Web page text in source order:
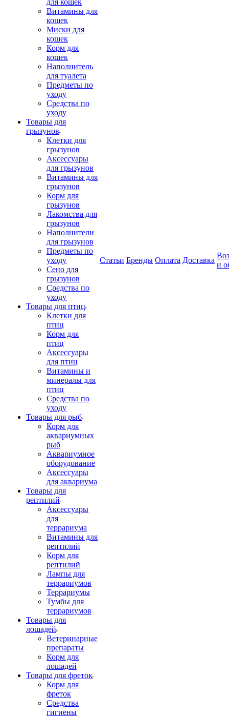
для кошек
Витамины для
кошек
Миски для
кошек
Корм для
кошек
Наполнитель
для туалета
Предметы по
уходу
Средства по
уходу
Товары для
грызунов
Клетки для
грызунов
Аксессуары
для грызунов
Витамины для
грызунов
Корм для
грызунов
Лакомства для
грызунов
Наполнители
для грызунов
Предметы по
уходу
Сено для
грызунов
Средства по
уходу
Товары для птиц
Клетки для
птиц
Корм для
птиц
Аксессуары
для птиц
Витамины и
минералы для
птиц
Средства по
уходу
Товары для рыб
Корм для
аквариумных
рыб
Аквариумное
оборудование
Аксессуары
для аквариума
Товары для
рептилий
Аксессуары
для
террариума
Витамины для
рептилий
Корм для
рептилий
Лампы для
террариумов
Террариумы
Тумбы для
террариумов
Товары для
лошадей
Ветеринарные
препараты
Корм для
лошадей
Товары для фреток
Корм для
фреток
Средства
гигиены
Статьи Бренды Оплата Доставка
и